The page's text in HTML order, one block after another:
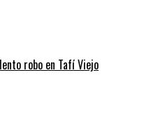
robo en Tafí Viejo